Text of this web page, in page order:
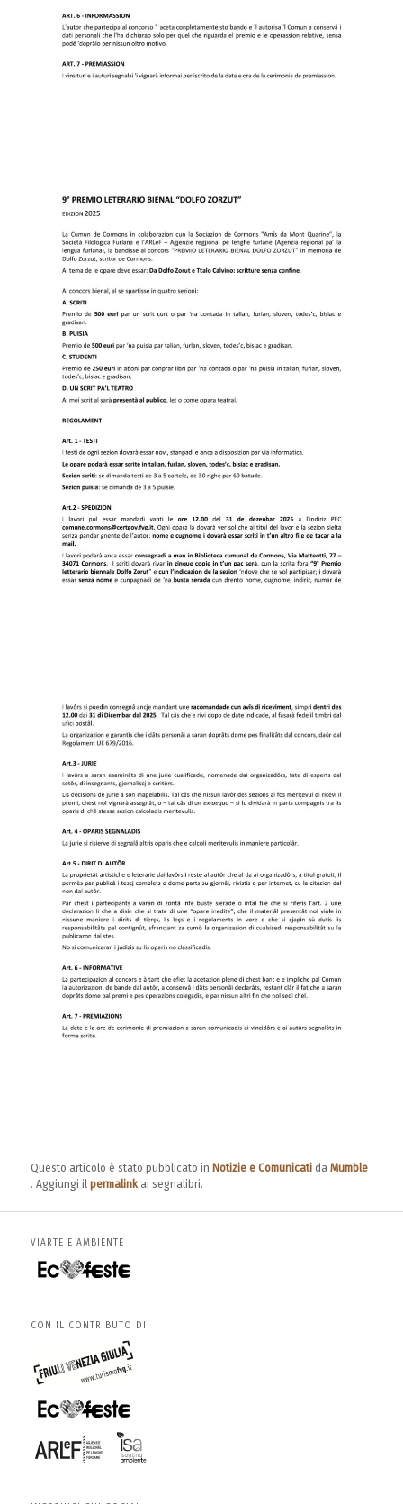
Questo articolo è stato pubblicato in Notizie e Comunicati daMumble
. Aggiungi ilpermalinkai segnalibri.
VIARTE E AMBIENTE
CON IL CONTRIBUTO DI